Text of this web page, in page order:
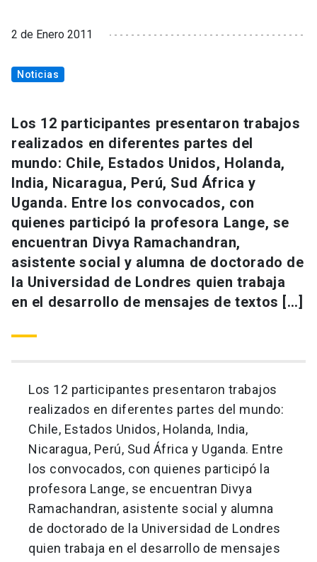
2 de Enero 2011
Noticias
Los 12 participantes presentaron trabajos
realizados en diferentes partes del
mundo: Chile, Estados Unidos, Holanda,
India, Nicaragua, Perú, Sud África y
Uganda. Entre los convocados, con
quienes participó la profesora Lange, se
encuentran Divya Ramachandran,
asistente social y alumna de doctorado de
la Universidad de Londres quien trabaja
en el desarrollo de mensajes de textos […]
Los 12 participantes presentaron trabajos
realizados en diferentes partes del mundo:
Chile, Estados Unidos, Holanda, India,
Nicaragua, Perú, Sud África y Uganda. Entre
los convocados, con quienes participó la
profesora Lange, se encuentran Divya
Ramachandran, asistente social y alumna
de doctorado de la Universidad de Londres
quien trabaja en el desarrollo de mensajes